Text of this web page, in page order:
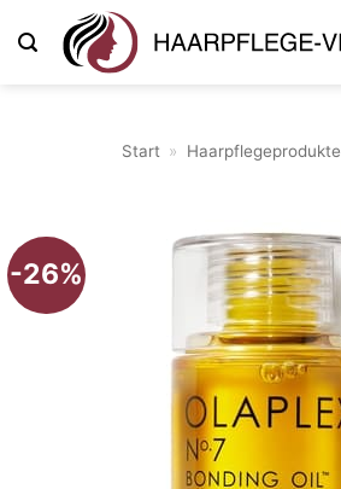
Inhalt
Start » Haarpflegeprodukte
-26%